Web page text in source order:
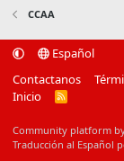
CCAA
Español
Contactanos
Inicio
R
Community platform
Traducción al Español